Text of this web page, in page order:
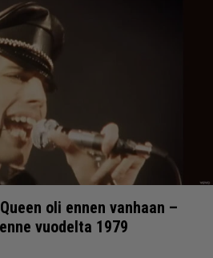
oli ennen vanhaan –
vuodelta 1979